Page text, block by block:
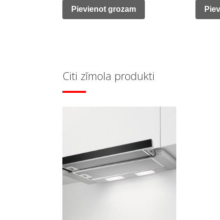
was:
is:
Pievienot grozam
was:
Citi zīmola produkti